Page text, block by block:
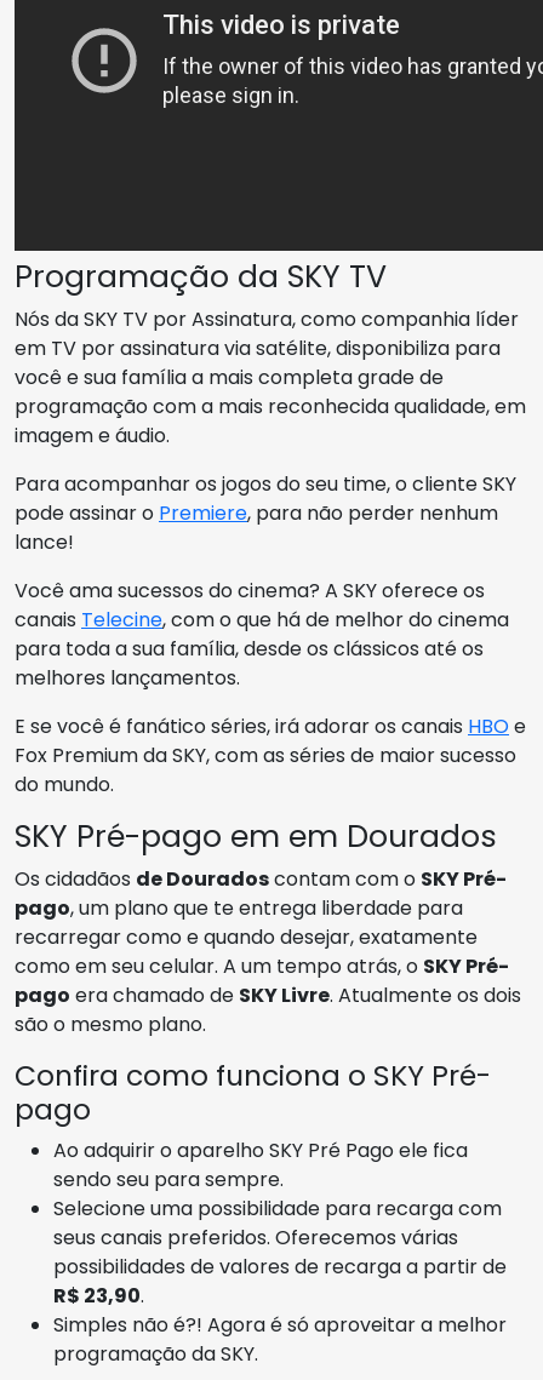
Programação da SKY TV
Nós da SKY TV por Assinatura, como companhia líder
em TV por assinatura via satélite, disponibiliza para
você e sua família a mais completa grade de
programação com a mais reconhecida qualidade, em
imagem e áudio.
Para acompanhar os jogos do seu time, o cliente SKY
pode assinar o Premiere, para não perder nenhum
lance!
Você ama sucessos do cinema? A SKY oferece os
canais Telecine, com o que há de melhor do cinema
para toda a sua família, desde os clássicos até os
melhores lançamentos.
E se você é fanático séries, irá adorar os canais HBOe
Fox Premium da SKY, com as séries de maior sucesso
do mundo.
SKY Pré-pago em em Dourados
Os cidadãos de Douradoscontam com o SKY Pré-
pago, um plano que te entrega liberdade para
recarregar como e quando desejar, exatamente
como em seu celular. A um tempo atrás, o SKY Pré-
pago era chamado de SKY Livre. Atualmente os dois
são o mesmo plano.
Confira como funciona o SKY Pré-
pago
Ao adquirir o aparelho SKY Pré Pago ele fica
sendo seu para sempre.
Selecione uma possibilidade para recarga com
seus canais preferidos. Oferecemos várias
possibilidades de valores de recarga a partir de
R$ 23,90.
Simples não é?! Agora é só aproveitar a melhor
programação da SKY.